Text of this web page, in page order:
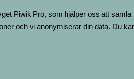
sfv@sfv.fi
Piwik Pro, som hjälper oss att
och vi anonymiserar din data. Du